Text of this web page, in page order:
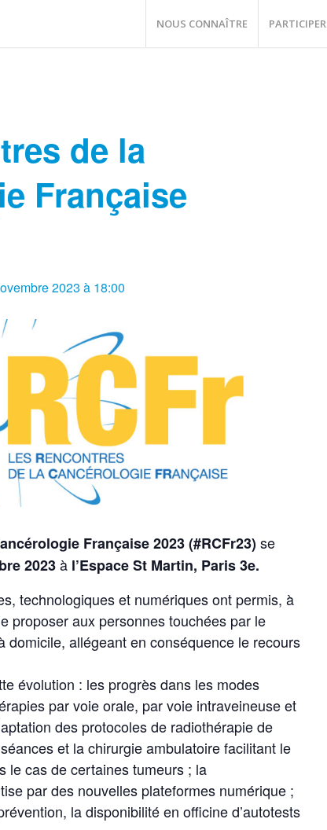
NOUS CONNAÎTRE PARTICIPER
de la
Française
2023 à 18:00
Française 2023 (#RCFr23)se
2023à l’Espace St Martin, Paris 3e.
technologiques et numériques ont permis, à
proposer aux personnes touchées par le
domicile, allégeant en conséquence le recours
évolution : les progrès dans les modes
par voie orale, par voie intraveineuse et
des protocoles de radiothérapie de
et la chirurgie ambulatoire facilitant le
le cas de certaines tumeurs ; la
par des nouvelles plateformes numérique ;
la disponibilité en officine d’autotests